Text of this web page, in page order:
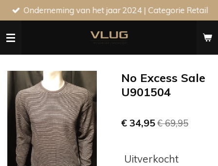
Ga
direct
naar
Onderneming van het jaar 2024 | Categorie Retail
No Excess Sale
U901504
€ 34,95€ 69,95
Uitverkocht